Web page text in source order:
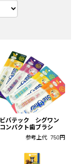
ビバテック シグワン
コンパクト歯ブラシ
参考上代 750円